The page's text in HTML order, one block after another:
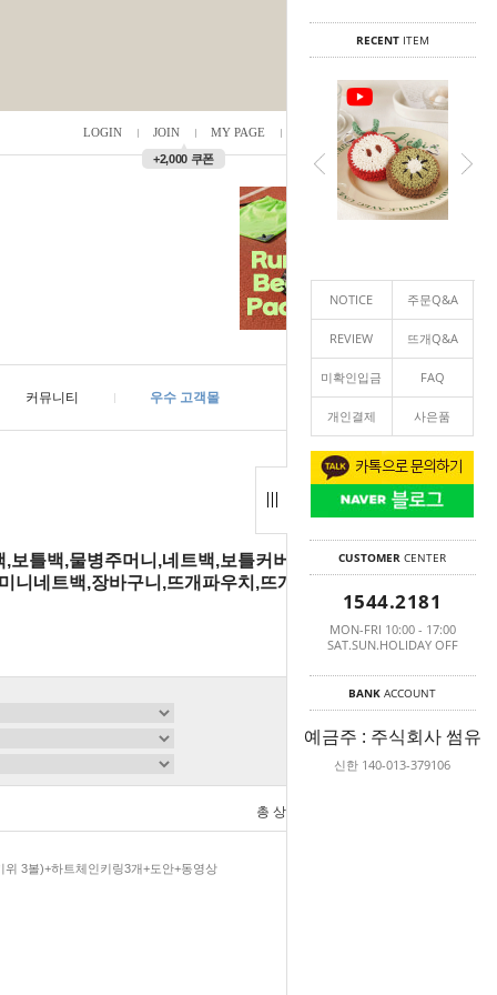
RECENTITEM
NOTICE 주문Q&A
REVIEW 뜨개Q&A
미확인입금 FAQ
개인결제 사은품
CUSTOMER CENTER
1544.2181
MON-FRI 10:00 - 17:00
SAT.SUN.HOLIDAY OFF
BANK ACCOUNT
예금주 : 주식회사 썸유
신한 140-013-379106
LOGIN JOIN
▲
+2,000 쿠폰
MY PAGE / 0
커뮤니티 우수 고객몰
보틀백,물병주머니,네트백,보틀커버,가방키
니네트백,장바구니,뜨개파우치,뜨개주머니,
총 상품 금액
위 3볼)+하트체인키링3개+도안+동영상